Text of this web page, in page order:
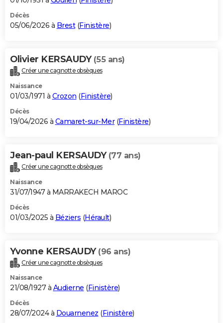
S'inscrire
Se connecter
Lycées
Collèges
Primaires
Universités
Entreprises
Service militaire
Avis de recherche
AVIS DE DÉCÈS
Bricolage
Lifestyle
Culture
Sport
Auto
Television
Voyage
Cinema
Décès
05/06/2026 à Brest(Finistère)
Olivier KERSAUDY (55 ans)
Créer une cagnotte obsèques
Naissance
01/03/1971 à Crozon (Finistère)
Décès
19/04/2026 à Camaret-sur-Mer(Finistère)
Jean-paul KERSAUDY (77 ans)
Créer une cagnotte obsèques
Naissance
31/07/1947 à MARRAKECH MAROC
Décès
01/03/2025 à Béziers (Hérault)
Yvonne KERSAUDY (96 ans)
Créer une cagnotte obsèques
Naissance
21/08/1927 à Audierne (Finistère)
Décès
28/07/2024 à Douarnenez (Finistère)